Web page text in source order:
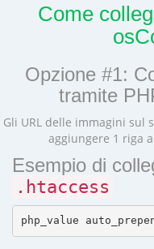
Come
Opzione #1:
tramite
Gli URL delle immagini sul
aggiungere 1 riga
Esempio di
.htaccess